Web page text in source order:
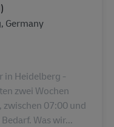
Germany
in Heidelberg -
zwei Wochen
07:00 und
Was wir...